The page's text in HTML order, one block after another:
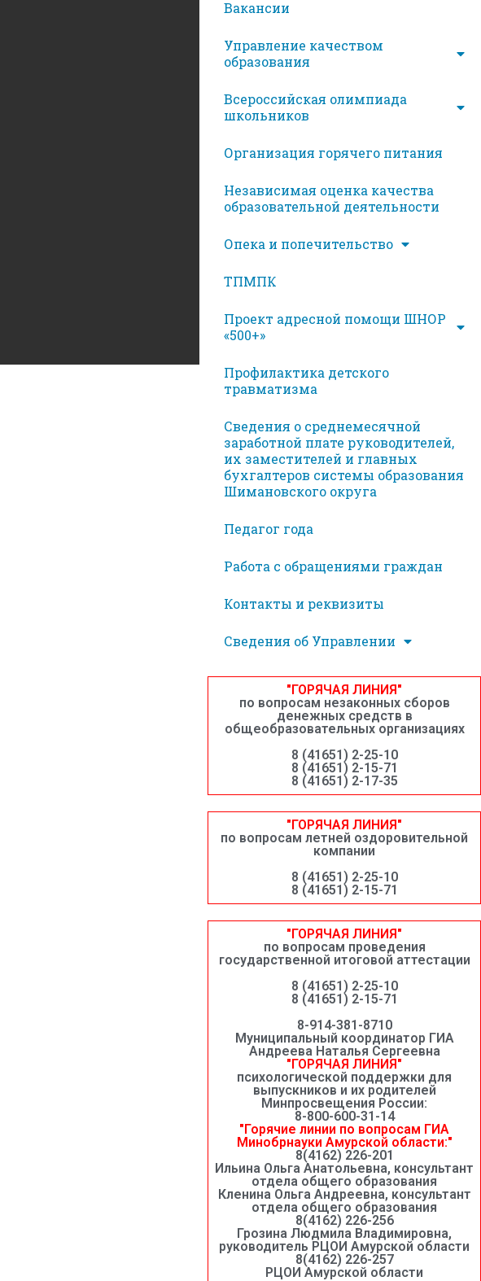
Вакансии
Управление качеством
образования
Всероссийская олимпиада
школьников
Организация горячего питания
Независимая оценка качества
образовательной деятельности
Опека и попечительство
ТПМПК
Проект адресной помощи ШНОР
«500+»
Профилактика детского
травматизма
Сведения о среднемесячной
заработной плате руководителей,
их заместителей и главных
бухгалтеров системы образования
Шимановского округа
Педагог года
Работа с обращениями граждан
Контакты и реквизиты
Сведения об Управлении
"ГОРЯЧАЯ ЛИНИЯ"
по вопросам незаконных сборов
денежных средств в
общеобразовательных организациях
8 (41651) 2-25-10
8 (41651) 2-15-71
8 (41651) 2-17-35
"ГОРЯЧАЯ ЛИНИЯ"
по вопросам летней оздоровительной
компании
8 (41651) 2-25-10
8 (41651) 2-15-71
"ГОРЯЧАЯ ЛИНИЯ"
по вопросам проведения
государственной итоговой аттестации
8 (41651) 2-25-10
8 (41651) 2-15-71
8-914-381-8710
Муниципальный координатор ГИА
Андреева Наталья Сергеевна
"ГОРЯЧАЯ ЛИНИЯ"
психологической поддержки для
выпускников и их родителей
Минпросвещения России:
8-800-600-31-14
"Горячие линии по вопросам ГИА
Минобрнауки Амурской области:"
8(4162) 226-201
Ильина Ольга Анатольевна, консультант
отдела общего образования
Кленина Ольга Андреевна, консультант
отдела общего образования
8(4162) 226-256
Грозина Людмила Владимировна,
руководитель РЦОИ Амурской области
8(4162) 226-257
РЦОИ Амурской области